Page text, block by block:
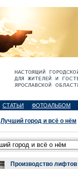
СТАТЬИ ФОТОАЛЬБОМ
Лучший город и всё о нём
Производство лифтов